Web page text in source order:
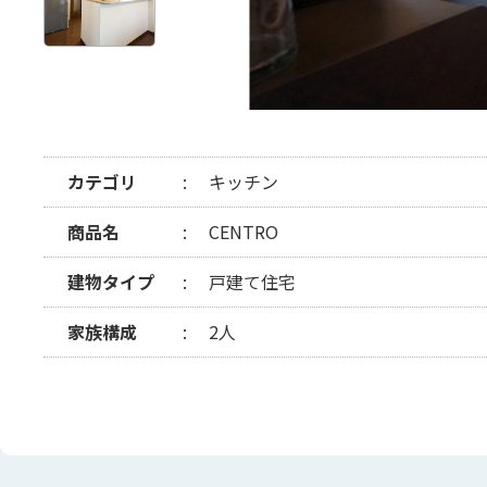
カテゴリ
キッチン
商品名
CENTRO
建物タイプ
戸建て住宅
家族構成
2人